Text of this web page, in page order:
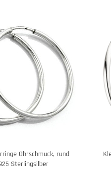
Ohrschmuck, rund
Sterlingsilber